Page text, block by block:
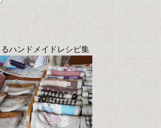
ハンドメイドレシピ集